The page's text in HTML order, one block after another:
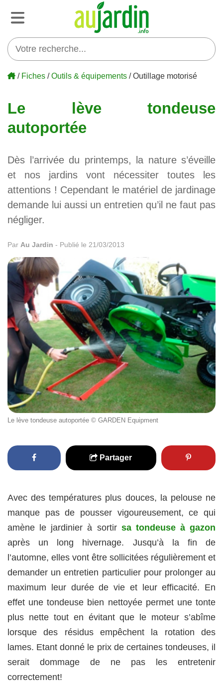
/ Fiches /Outils & équipements / Outillage motorisé
Le lève tondeuse
autoportée
Dès l’arrivée du printemps, la nature s’éveille
et nos jardins vont nécessiter toutes les
attentions ! Cependant le matériel de jardinage
demande lui aussi un entretien qu’il ne faut pas
négliger.
Par Au Jardin - Publié le 21/03/2013
Le lève tondeuse autoportée © GARDEN Equipment
Partager
Avec des températures plus douces, la pelouse ne
manque pas de pousser vigoureusement, ce qui
amène le jardinier à sortir sa tondeuse à gazon
après un long hivernage. Jusqu’à la fin de
l’automne, elles vont être sollicitées régulièrement et
demander un entretien particulier pour prolonger au
maximum leur durée de vie et leur efficacité. En
effet une tondeuse bien nettoyée permet une tonte
plus nette tout en évitant que le moteur s’abîme
lorsque des résidus empêchent la rotation des
lames. Etant donné le prix de certaines tondeuses, il
serait dommage de ne pas les entretenir
correctement!